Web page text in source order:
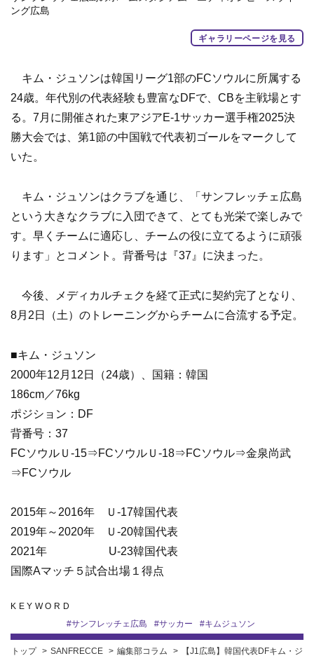
ング広島
ギャラリーページを見る
キム・ジュソンは韓国リーグ1部のFCソウルに所属する
24歳。年代別の代表経験も豊富なDFで、CBを主戦場とす
る。7月に開催された東アジアE-1サッカー選手権2025決
勝大会では、第1節の中国戦で代表初ゴールをマークして
いた。
キム・ジュソンはクラブを通じ、「サンフレッチェ広島
という大きなクラブに入団できて、とても光栄で楽しみで
す。早くチームに適応し、チームの役に立てるように頑張
ります」とコメント。背番号は『37』に決まった。
今後、メディカルチェクを経て正式に契約完了となり、
8月2日（土）のトレーニングからチームに合流する予定。
■キム・ジュソン
2000年12月12日（24歳）、国籍：韓国
186cm／76kg
ポジション：DF
背番号：37
FCソウルＵ-15⇒FCソウルＵ-18⇒FCソウル⇒金泉尚武
⇒FCソウル
2015年～2016年 Ｕ-17韓国代表
2019年～2020年 Ｕ-20韓国代表
2021年 U-23韓国代表
国際Aマッチ５試合出場１得点
KEYWORD
#サンフレッチェ広島 #サッカー #キムジュソン
トップ SANFRECCE 編集部コラム 【J1広島】韓国代表DFキム・ジ